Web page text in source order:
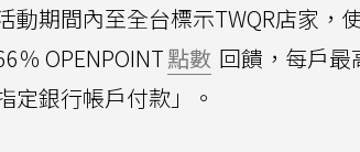
動期間內至全台標示TWQR店家，
％ OPENPOINT點數 回饋，每戶最
定銀行帳戶付款」。